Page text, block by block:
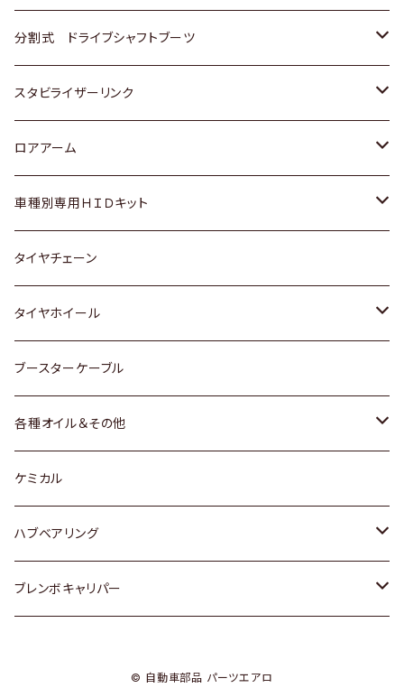
三菱
スバル
スバル
日産
いすゞ
ダイハツ
マツダ
三菱
スバル
レクサス
ホンダ
スズキ
日産
ダイハツ
マツダ
三菱
スバル
トヨタ
ホンダ
スズキ
日産
いすゞ
ダイハツ
マツダ
三菱
スバル
分割式 ドライブシャフトブーツ
トヨタ
ホンダ
スズキ
日産
ダイハツ
スバル
スタビライザーリンク
トヨタ
ホンダ
スズキ
日産
ダイハツ
マツダ
ロアアーム
ホンダ
スズキ
日産
ダイハツ
マツダ
スバル
車種別専用ＨＩＤキット
トヨタ
マツダ
タイヤチェーン
タイヤホイール
トヨタ
ホンダ
スズキ
日産
ダイハツ
ブースターケーブル
各種オイル＆その他
ディーデル洗浄添加剤
ケミカル
ハブベアリング
トヨタ
ブレンボキャリパー
© 自動車部品 パーツエアロ